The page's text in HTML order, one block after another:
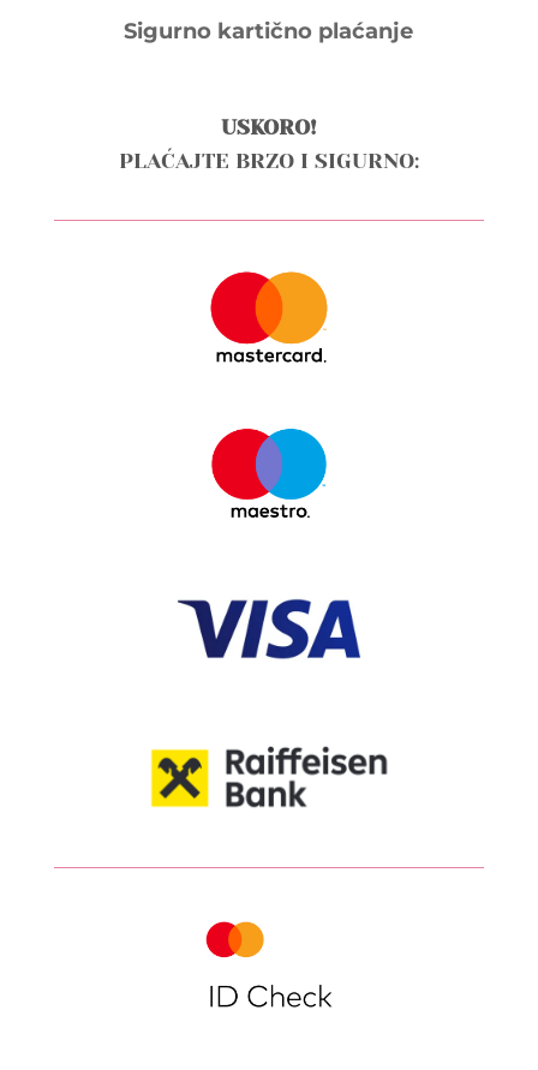
Sigurno kartično plaćanje
USKORO!
PLAĆAJTE BRZO I SIGURNO: